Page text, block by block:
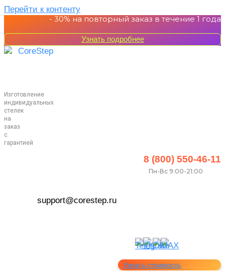
Перейти к контенту
- 30% на повторный заказ в течение 1 года
Узнать подробнее
Изготовление
индивидуальных
стелек
на
заказ
с
гарантией
8 (800) 550-46-11
Пн-Вс 9:00-21:00
support@corestep.ru
Узнать стоимость